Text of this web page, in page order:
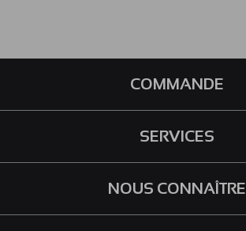
COMMANDE
SERVICES
NOUS CONNAÎTRE